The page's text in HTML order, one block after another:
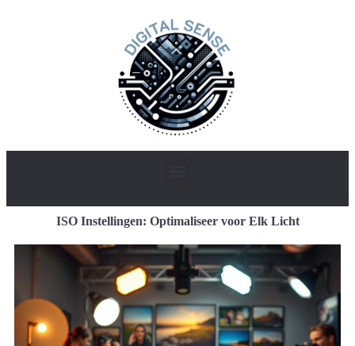
ISO Instellingen: Optimaliseer voor Elk Licht